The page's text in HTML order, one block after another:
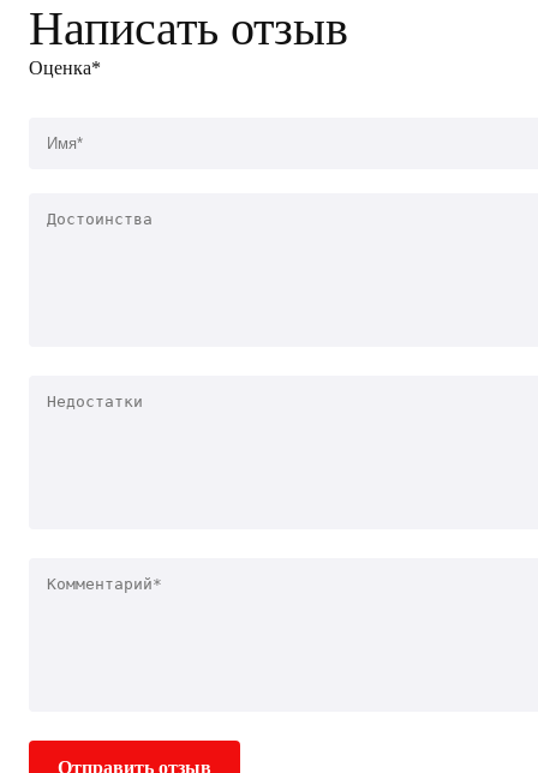
Написать отзыв
Оценка*
Отправить отзыв